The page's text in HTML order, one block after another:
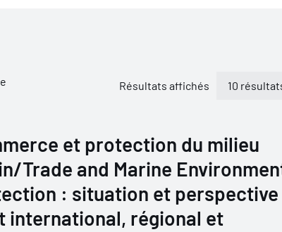
Résultats affichés
et protection du milieu
Trade and Marine
: situation et perspective
international, régional et